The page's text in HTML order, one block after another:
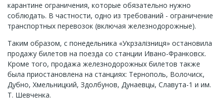
карантине ограничения, которые обязательно нужно
соблюдать. В частности, одно из требований - ограничение
транспортных перевозок (включая железнодорожные).
Таким образом, с понедельника «Укрзалізниця» остановила
продажу билетов на поезда со станции Ивано-Франковск.
Кроме того, продажа железнодорожных билетов также
была приостановлена на станциях: Тернополь, Волочиск,
Дубно, Хмельницкий, Здолбунов, Дунаевцы, Славута-1 и им.
Т. Шевченка.